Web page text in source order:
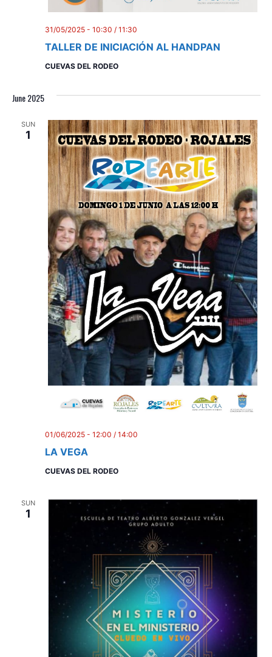
TALLER DE INICIACIÓN AL HANDPAN
31/05/2025 - 10:30 / 11:30
CUEVAS DEL RODEO
June 2025
SUN
1
LA VEGA
01/06/2025 - 12:00 / 14:00
CUEVAS DEL RODEO
SUN
1